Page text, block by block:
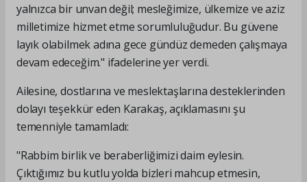
yalnızca bir unvan değil; mesleğimize, ülkemize ve aziz
milletimize hizmet etme sorumluluğudur. Bu güvene
layık olabilmek adına gece gündüz demeden çalışmaya
devam edeceğim." ifadelerine yer verdi.
Ailesine, dostlarına ve meslektaşlarına desteklerinden
dolayı teşekkür eden Karakaş, açıklamasını şu
temenniyle tamamladı:
"Rabbim birlik ve beraberliğimizi daim eylesin.
Çıktığımız bu kutlu yolda bizleri mahcup etmesin,